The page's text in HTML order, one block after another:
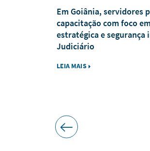
Em Goiânia, servidores
capacitação com foco
estratégica e
Judiciário
LEIA MAIS